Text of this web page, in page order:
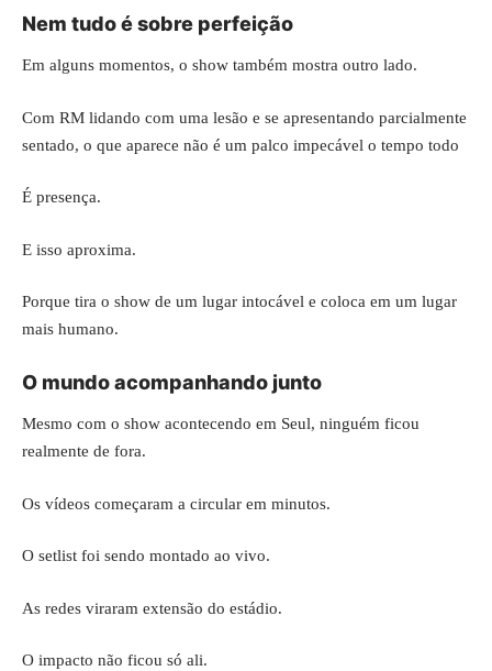
Nem tudo é sobre perfeição
Em alguns momentos, o show também mostra outro lado.
Com RM lidando com uma lesão e se apresentando parcialmente
sentado, o que aparece não é um palco impecável o tempo todo
É presença.
E isso aproxima.
Porque tira o show de um lugar intocável e coloca em um lugar
mais humano.
O mundo acompanhando junto
Mesmo com o show acontecendo em Seul, ninguém ficou
realmente de fora.
Os vídeos começaram a circular em minutos.
O setlist foi sendo montado ao vivo.
As redes viraram extensão do estádio.
O impacto não ficou só ali.